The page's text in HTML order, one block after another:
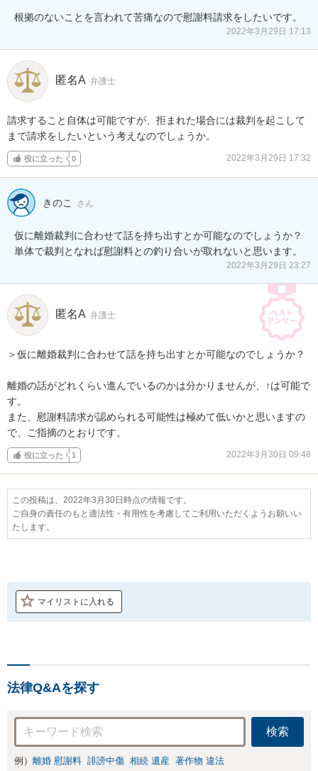
根拠のないことを言われて苦痛なので慰謝料請求をしたいです。
2022年3月29日 17:13
匿名A 弁護士
請求すること自体は可能ですが、拒まれた場合には裁判を起こして
まで請求をしたいという考えなのでしょうか。
役に立った 0 2022年3月29日 17:32
きのこ さん
仮に離婚裁判に合わせて話を持ち出すとか可能なのでしょうか？
単体で裁判となれば慰謝料との釣り合いが取れないと思います。
2022年3月29日 23:27
匿名A 弁護士
＞仮に離婚裁判に合わせて話を持ち出すとか可能なのでしょうか？
離婚の話がどれくらい進んでいるのかは分かりませんが、↑は可能で
す。
また、慰謝料請求が認められる可能性は極めて低いかと思いますの
で、ご指摘のとおりです。
役に立った 1 2022年3月30日 09:48
この投稿は、2022年3月30日時点の情報です。
ご自身の責任のもと適法性・有用性を考慮してご利用いただくようお願いい
たします。
マイリストに入れる
法律Q&Aを探す
検索
例） 離婚 慰謝料 誹謗中傷 相続 遺産 著作物 違法